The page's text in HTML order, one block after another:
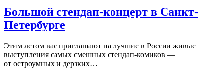
Большой стендап-концерт в Санкт-
Петербурге
Этим летом вас приглашают на лучшие в России живые
выступления самых смешных стендап-комиков —
от остроумных и дерзких…